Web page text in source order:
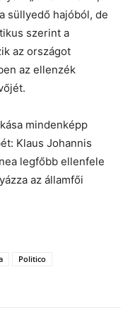
süllyedő hajóból, de
szerint a
az országot
az ellenzék
mindenképp
Klaus Johannis
legfőbb ellenfele
az államfői
Politico